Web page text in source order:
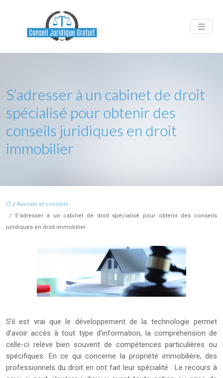
S’adresser à un cabinet de droit
spécialisé pour obtenir des
conseils juridiques en droit
immobilier
/ Avocats et conseils
/ S’adresser à un cabinet de droit spécialisé pour obtenir des conseils
juridiques en droit immobilier
S’il est vrai que le développement de la technologie permet
d’avoir accès à tout type d’information, la compréhension de
celle-ci relève bien souvent de compétences particulières ou
spécifiques. En ce qui concerne la propriété immobilière, des
professionnels du droit en ont fait leur spécialité : Le recours à